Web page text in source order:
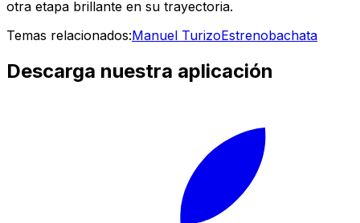
otra etapa brillante en su trayectoria.
Temas relacionados:Manuel TurizoEstrenobachata
Descarga nuestra aplicación